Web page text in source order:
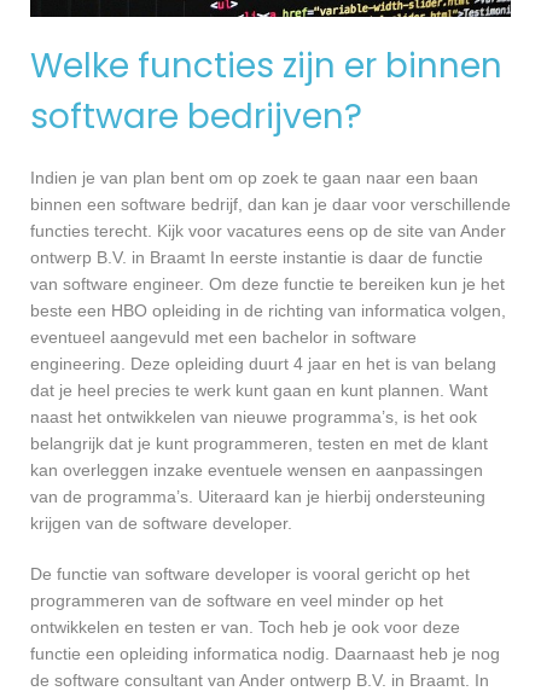
Welke functies zijn er binnen
software bedrijven?
Indien je van plan bent om op zoek te gaan naar een baan
binnen een software bedrijf, dan kan je daar voor verschillende
functies terecht. Kijk voor vacatures eens op de site van Ander
ontwerp B.V. in Braamt In eerste instantie is daar de functie
van software engineer. Om deze functie te bereiken kun je het
beste een HBO opleiding in de richting van informatica volgen,
eventueel aangevuld met een bachelor in software
engineering. Deze opleiding duurt 4 jaar en het is van belang
dat je heel precies te werk kunt gaan en kunt plannen. Want
naast het ontwikkelen van nieuwe programma’s, is het ook
belangrijk dat je kunt programmeren, testen en met de klant
kan overleggen inzake eventuele wensen en aanpassingen
van de programma’s. Uiteraard kan je hierbij ondersteuning
krijgen van de software developer.
De functie van software developer is vooral gericht op het
programmeren van de software en veel minder op het
ontwikkelen en testen er van. Toch heb je ook voor deze
functie een opleiding informatica nodig. Daarnaast heb je nog
de software consultant van Ander ontwerp B.V. in Braamt. In